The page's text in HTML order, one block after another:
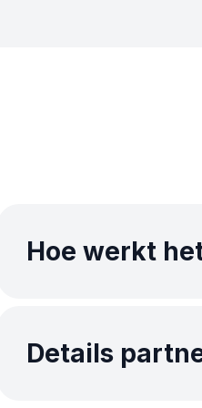
Hoe werkt
Het
geld te verdienen.
Details